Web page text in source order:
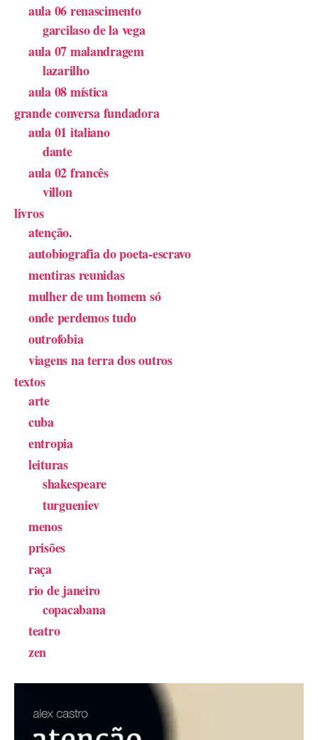
aula 06 renascimento
garcilaso de la vega
aula 07 malandragem
lazarilho
aula 08 mística
grande conversa fundadora
aula 01 italiano
dante
aula 02 francês
villon
livros
atenção.
autobiografia do poeta-escravo
mentiras reunidas
mulher de um homem só
onde perdemos tudo
outrofobia
viagens na terra dos outros
textos
arte
cuba
entropia
leituras
shakespeare
turgueniev
menos
prisões
raça
rio de janeiro
copacabana
teatro
zen